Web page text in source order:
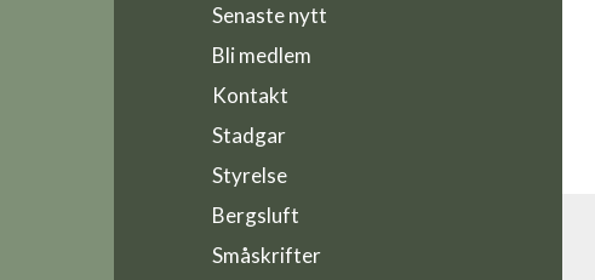
Senaste nytt
Bli medlem
Kontakt
Stadgar
Styrelse
Bergsluft
Småskrifter